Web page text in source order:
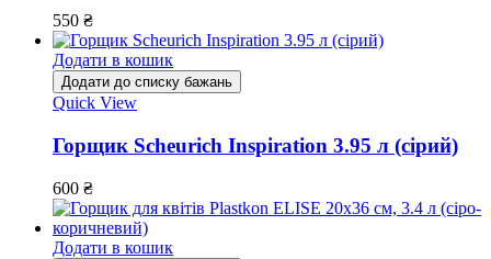
550 ₴
Додати в кошик
Додати до списку бажань
Quick View
Горщик Scheurich Inspiration 3.95 л (сірий)
600 ₴
Додати в кошик